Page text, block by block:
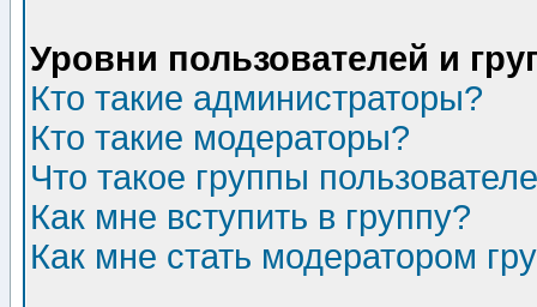
Уровни пользователей и
Кто такие администраторы?
Кто такие модераторы?
Что такое группы
Как мне вступить в группу?
Как мне стать модератором